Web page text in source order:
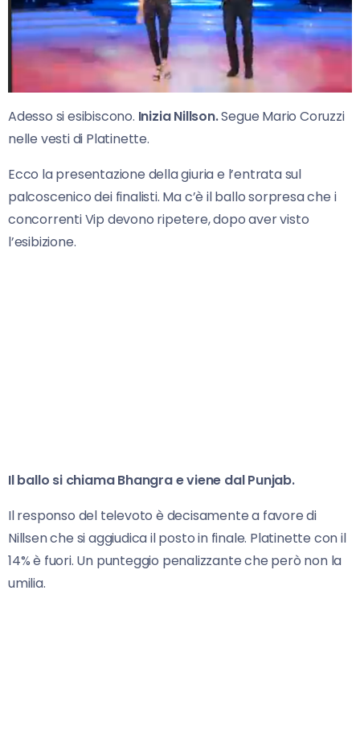
Adesso si esibiscono. Inizia Nillson.Segue Mario Coruzzi
nelle vesti di Platinette.
Ecco la presentazione della giuria e l’entrata sul
palcoscenico dei finalisti. Ma c’è il ballo sorpresa che i
concorrenti Vip devono ripetere, dopo aver visto
l’esibizione.
Il ballo si chiama Bhangra e viene dal Punjab.
Il responso del televoto è decisamente a favore di
Nillsen che si aggiudica il posto in finale. Platinette con il
14% è fuori. Un punteggio penalizzante che però non la
umilia.